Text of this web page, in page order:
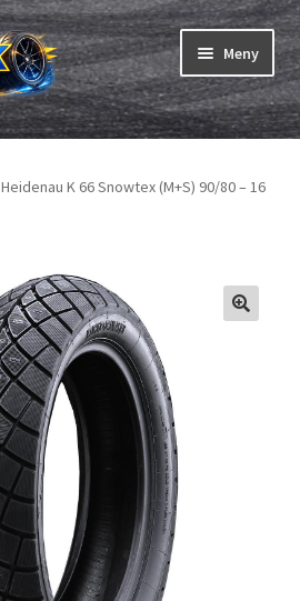
Meny
Heidenau K 66 Snowtex (M+S) 90/80 – 16